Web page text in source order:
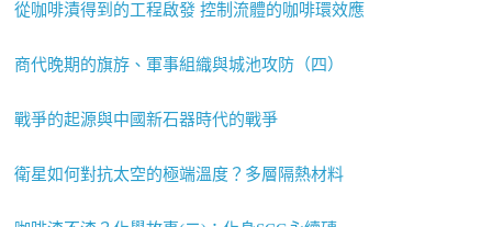
從咖啡漬得到的工程啟發 控制流體的咖啡環效應
商代晚期的旗斿、軍事組織與城池攻防（四）
戰爭的起源與中國新石器時代的戰爭
衛星如何對抗太空的極端溫度？多層隔熱材料